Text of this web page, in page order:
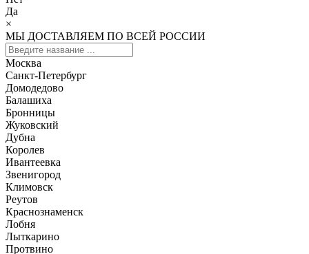
Да
×
МЫ ДОСТАВЛЯЕМ ПО ВСЕЙ РОССИИ
Москва
Санкт-Петербург
Домодедово
Балашиха
Бронницы
Жуковский
Дубна
Королев
Ивантеевка
Звенигород
Климовск
Реутов
Краснознаменск
Лобня
Лыткарино
Протвино